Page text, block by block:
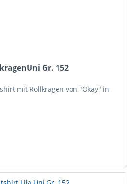
Gr. 152
mit Rollkragen von "Okay" in